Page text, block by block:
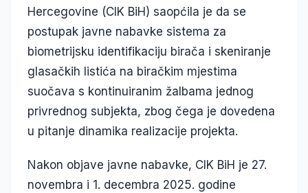
Hercegovine (CIK BiH) saopćila je da se
postupak javne nabavke sistema za
biometrijsku identifikaciju birača i skeniranje
glasačkih listića na biračkim mjestima
suočava s kontinuiranim žalbama jednog
privrednog subjekta, zbog čega je dovedena
u pitanje dinamika realizacije projekta.
Nakon objave javne nabavke, CIK BiH je 27.
novembra i 1. decembra 2025. godine